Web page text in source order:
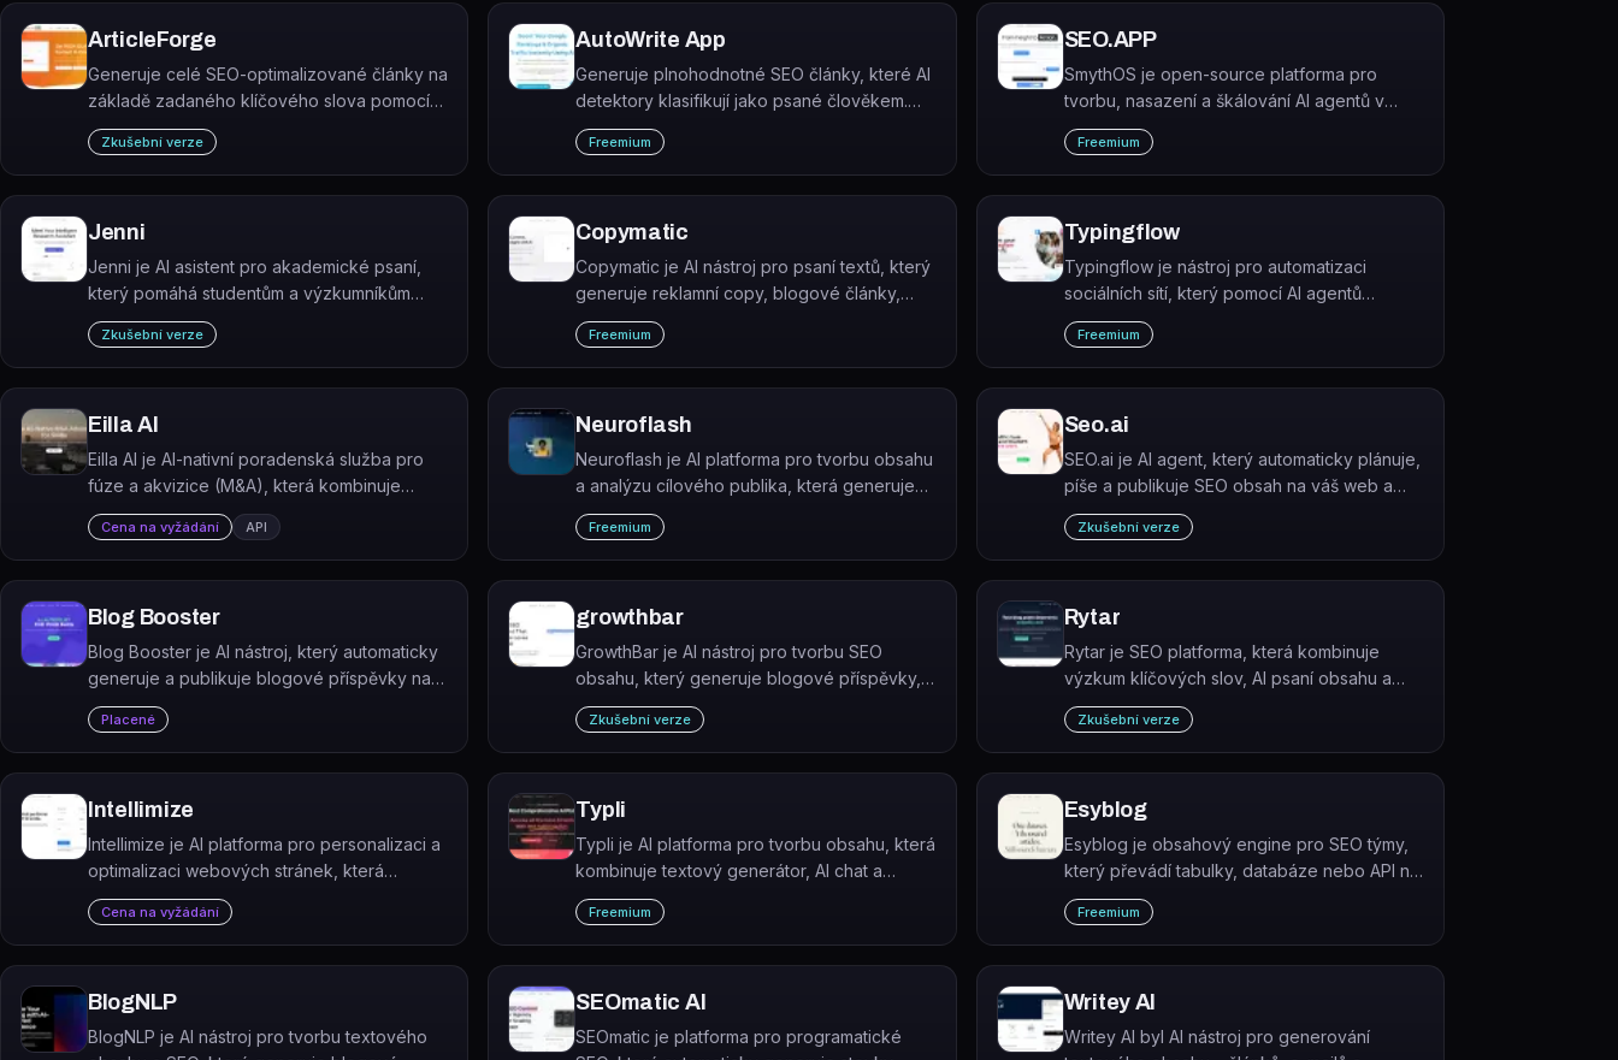
ArticleForge
Generuje celé SEO-optimalizované články na
základě zadaného klíčového slova pomocí
deep learning modelů. ArticleForge je určen
pro blogery, affiliate marketéry a SEO
specialisty, kteří potřebují obsah ve velkém
Zkušební verze
AutoWrite App
Generuje plnohodnotné SEO články, které AI
detektory klasifikují jako psané člověkem.
AutoWrite nevyžaduje registraci ani platební
kartu pro první článek.
Freemium
SEO.APP
SmythOS je open-source platforma pro
tvorbu, nasazení a škálování AI agentů v
podnikovém prostředí. Poskytuje kompletní
infrastrukturu od vizuálního prototypování až
po cloudové a edge nasazení.
Freemium
Jenni
Jenni je AI asistent pro akademické psaní,
který pomáhá studentům a výzkumníkům
psát eseje, výzkumné práce a generovat
citace.
Zkušební verze
Copymatic
Copymatic je AI nástroj pro psaní textů, který
generuje reklamní copy, blogové články,
texty webových stránek a příspěvky na
sociální sítě během sekund.
Freemium
Typingflow
Typingflow je nástroj pro automatizaci
sociálních sítí, který pomocí AI agentů
plánuje, vytváří a publikuje příspěvky na
Facebooku, Instagramu, LinkedInu a X.
Freemium
Eilla AI
Eilla AI je AI-nativní poradenská služba pro
fúze a akvizice (M&A), která kombinuje
zkušené poradce s automatizací pomocí AI
pro malé a střední podniky.
Cena na vyžádání API
Neuroflash
Neuroflash je AI platforma pro tvorbu obsahu
a analýzu cílového publika, která generuje
texty v hlasu značky a předpovídá jejich
dopad na konkrétní cílové skupiny.
Freemium
Seo.ai
SEO.ai je AI agent, který automaticky plánuje,
píše a publikuje SEO obsah na váš web a
buduje zpětné odkazy – bez manuální práce.
Zkušební verze
Blog Booster
Blog Booster je AI nástroj, který automaticky
generuje a publikuje blogové příspěvky na
WordPress webech za účelem posílení SEO.
Placené
growthbar
GrowthBar je AI nástroj pro tvorbu SEO
obsahu, který generuje blogové příspěvky,
webové stránky a články optimalizované pro
Google.
Zkušební verze
Rytar
Rytar je SEO platforma, která kombinuje
výzkum klíčových slov, AI psaní obsahu a
heatmapy pro sledování chování čtenářů.
Zkušební verze
Intellimize
Intellimize je AI platforma pro personalizaci a
optimalizaci webových stránek, která
dynamicky přizpůsobuje obsah každému
návštěvníkovi s cílem zvýšit konverzní poměr
a příjmy.
Cena na vyžádání
Typli
Typli je AI platforma pro tvorbu obsahu, která
kombinuje textový generátor, AI chat a
generátor obrázků v jednom předplatném.
Freemium
Esyblog
Esyblog je obsahový engine pro SEO týmy,
který převádí tabulky, databáze nebo API na
hotové články připravené k publikaci.
Freemium
BlogNLP
BlogNLP je AI nástroj pro tvorbu textového
SEOmatic AI
SEOmatic je platforma pro programatické
Writey AI
Writey AI byl AI nástroj pro generování